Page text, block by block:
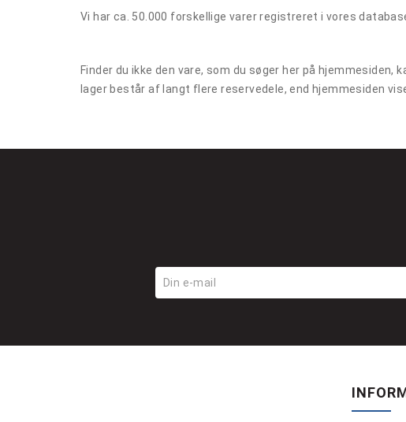
Vi har ca. 50.000 forskellige varer registreret i vores
Finder du ikke den vare, som du søger her på
lager består af langt flere reservedele, end hjemmesiden